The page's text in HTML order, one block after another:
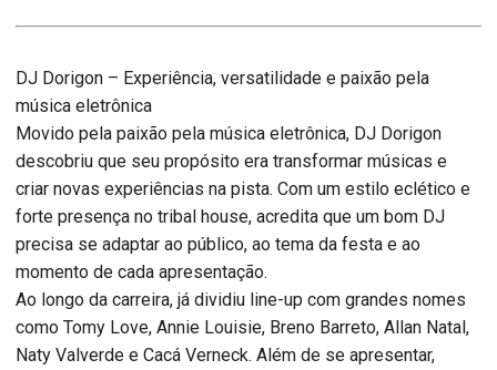
DJ Dorigon – Experiência, versatilidade e paixão pela
música eletrônica
Movido pela paixão pela música eletrônica, DJ Dorigon
descobriu que seu propósito era transformar músicas e
criar novas experiências na pista. Com um estilo eclético e
forte presença no tribal house, acredita que um bom DJ
precisa se adaptar ao público, ao tema da festa e ao
momento de cada apresentação.
Ao longo da carreira, já dividiu line-up com grandes nomes
como Tomy Love, Annie Louisie, Breno Barreto, Allan Natal,
Naty Valverde e Cacá Verneck. Além de se apresentar,